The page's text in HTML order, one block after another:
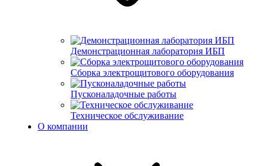
Демонстрационная лаборатория ИБП
Сборка электрощитового оборудования
Пусконаладочные работы
Техническое обслуживание
О компании